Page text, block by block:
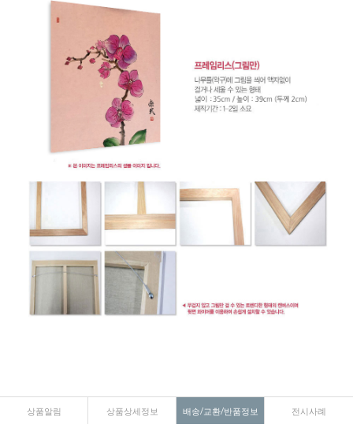
상품알림 상품상세정보 배송/교환/반품정보 전시사례